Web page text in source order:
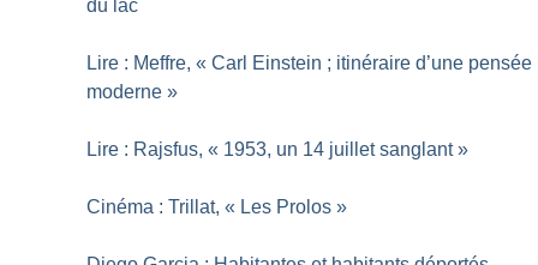
du lac
Lire : Meffre, « Carl Einstein ; itinéraire d’une pensée
moderne »
Lire : Rajsfus, « 1953, un 14 juillet sanglant »
Cinéma : Trillat, « Les Prolos »